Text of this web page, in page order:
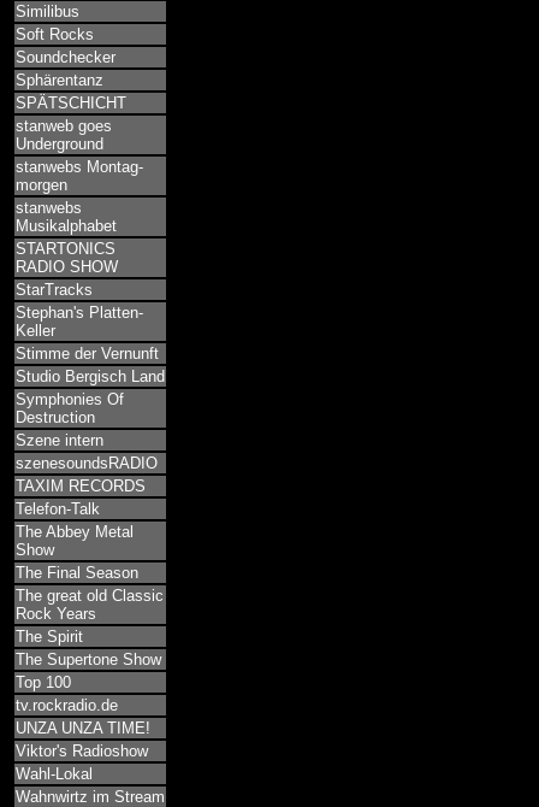
Similibus
Soft Rocks
Soundchecker
Sphärentanz
SPÄTSCHICHT
stanweb goes
Underground
stanwebs Montag-
morgen
stanwebs
Musikalphabet
STARTONICS
RADIO SHOW
StarTracks
Stephan's Platten-
Keller
Stimme der Vernunft
Studio Bergisch Land
Symphonies Of
Destruction
Szene intern
szenesoundsRADIO
TAXIM RECORDS
Telefon-Talk
The Abbey Metal
Show
The Final Season
The great old Classic
Rock Years
The Spirit
The Supertone Show
Top 100
tv.rockradio.de
UNZA UNZA TIME!
Viktor's Radioshow
Wahl-Lokal
Wahnwirtz im Stream